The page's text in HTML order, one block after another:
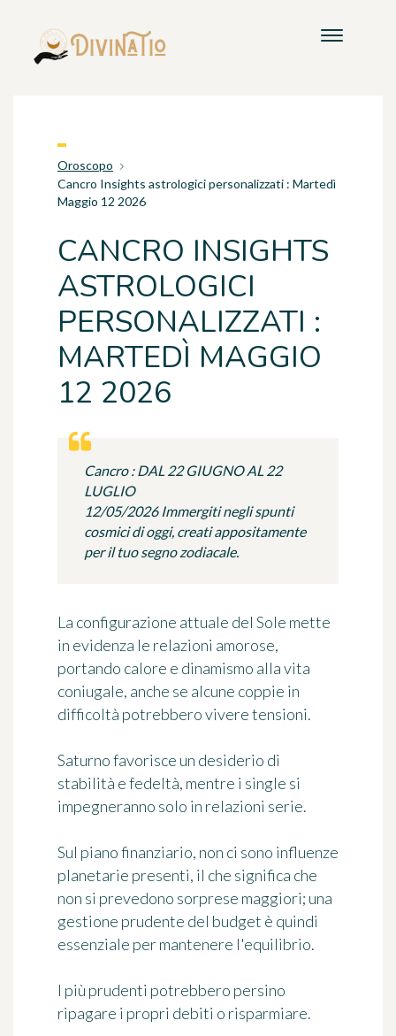
Oroscopo
Cancro Insights astrologici personalizzati : Martedì
Maggio 12 2026
CANCRO INSIGHTS
ASTROLOGICI
PERSONALIZZATI :
MARTEDÌ MAGGIO
12 2026
Cancro : DAL 22 GIUGNO AL 22
LUGLIO
12/05/2026 Immergiti negli spunti
cosmici di oggi, creati appositamente
per il tuo segno zodiacale.
La configurazione attuale del Sole mette
in evidenza le relazioni amorose,
portando calore e dinamismo alla vita
coniugale, anche se alcune coppie in
difficoltà potrebbero vivere tensioni.
Saturno favorisce un desiderio di
stabilità e fedeltà, mentre i single si
impegneranno solo in relazioni serie.
Sul piano finanziario, non ci sono influenze
planetarie presenti, il che significa che
non si prevedono sorprese maggiori; una
gestione prudente del budget è quindi
essenziale per mantenere l'equilibrio.
I più prudenti potrebbero persino
ripagare i propri debiti o risparmiare.